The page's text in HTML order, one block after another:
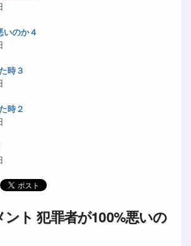
いのか４
時３
時２
ント 犯罪者が100%悪いの